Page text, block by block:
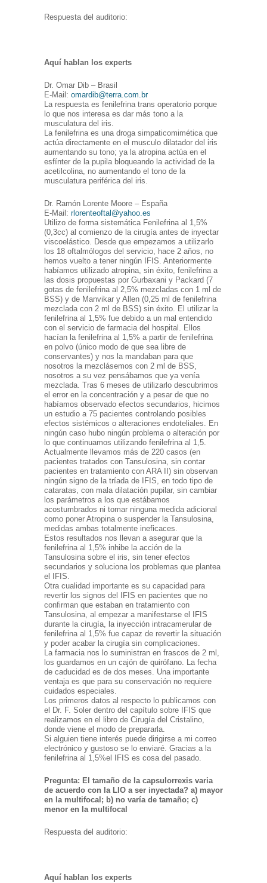
Respuesta del auditorio:
Aquí hablan los experts
Dr. Omar Dib – Brasil
E-Mail: omardib@terra.com.br
La respuesta es fenilefrina trans operatorio porque
lo que nos interesa es dar más tono a la
musculatura del iris.
La fenilefrina es una droga simpaticomimética que
actúa directamente en el musculo dilatador del iris
aumentando su tono; ya la atropina actúa en el
esfínter de la pupila bloqueando la actividad de la
acetilcolina, no aumentando el tono de la
musculatura periférica del iris.
Dr. Ramón Lorente Moore – España
E-Mail: rlorenteoftal@yahoo.es
Utilizo de forma sistemática Fenilefrina al 1,5%
(0,3cc) al comienzo de la cirugía antes de inyectar
viscoelástico. Desde que empezamos a utilizarlo
los 18 oftalmólogos del servicio, hace 2 años, no
hemos vuelto a tener ningún IFIS. Anteriormente
habíamos utilizado atropina, sin éxito, fenilefrina a
las dosis propuestas por Gurbaxani y Packard (7
gotas de fenilefrina al 2,5% mezcladas con 1 ml de
BSS) y de Manvikar y Allen (0,25 ml de fenilefrina
mezclada con 2 ml de BSS) sin éxito. El utilizar la
fenilefrina al 1,5% fue debido a un mal entendido
con el servicio de farmacia del hospital. Ellos
hacían la fenilefrina al 1,5% a partir de fenilefrina
en polvo (único modo de que sea libre de
conservantes) y nos la mandaban para que
nosotros la mezclásemos con 2 ml de BSS,
nosotros a su vez pensábamos que ya venía
mezclada. Tras 6 meses de utilizarlo descubrimos
el error en la concentración y a pesar de que no
habíamos observado efectos secundarios, hicimos
un estudio a 75 pacientes controlando posibles
efectos sistémicos o alteraciones endoteliales. En
ningún caso hubo ningún problema o alteración por
lo que continuamos utilizando fenilefrina al 1,5.
Actualmente llevamos más de 220 casos (en
pacientes tratados con Tansulosina, sin contar
pacientes en tratamiento con ARA II) sin observan
ningún signo de la tríada de IFIS, en todo tipo de
cataratas, con mala dilatación pupilar, sin cambiar
los parámetros a los que estábamos
acostumbrados ni tomar ninguna medida adicional
como poner Atropina o suspender la Tansulosina,
medidas ambas totalmente ineficaces.
Estos resultados nos llevan a asegurar que la
fenilefrina al 1,5% inhibe la acción de la
Tansulosina sobre el iris, sin tener efectos
secundarios y soluciona los problemas que plantea
el IFIS.
Otra cualidad importante es su capacidad para
revertir los signos del IFIS en pacientes que no
confirman que estaban en tratamiento con
Tansulosina, al empezar a manifestarse el IFIS
durante la cirugía, la inyección intracamerular de
fenilefrina al 1,5% fue capaz de revertir la situación
y poder acabar la cirugía sin complicaciones.
La farmacia nos lo suministran en frascos de 2 ml,
los guardamos en un cajón de quirófano. La fecha
de caducidad es de dos meses. Una importante
ventaja es que para su conservación no requiere
cuidados especiales.
Los primeros datos al respecto lo publicamos con
el Dr. F. Soler dentro del capítulo sobre IFIS que
realizamos en el libro de Cirugía del Cristalino,
donde viene el modo de prepararla.
Si alguien tiene interés puede dirigirse a mi correo
electrónico y gustoso se lo enviaré. Gracias a la
fenilefrina al 1,5%el IFIS es cosa del pasado.
Pregunta: El tamaño de la capsulorrexis varia
de acuerdo con la LIO a ser inyectada? a) mayor
en la multifocal; b) no varía de tamaño; c)
menor en la multifocal
Respuesta del auditorio:
Aquí hablan los experts